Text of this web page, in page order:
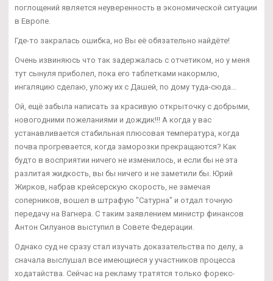
поглощений является неуверенность в экономической ситуации
в Европе.
Где-то закралась ошибка, но Вы её обязательно найдёте!
Очень извиняюсь что так задержалась с отчетиком, но у меня
тут сынуля приболел, пока его таблетками накормлю,
ингаляцию сделаю, уложу их с Дашей, по дому туда-сюда...
Ой, ещё забыла написать за красивую открыточку с добрыми,
новогодними пожеланиями и дождик!!! А когда у вас
устанавливается стабильная плюсовая температура, когда
почва прогревается, когда заморозки прекращаются? Как
будто в восприятии ничего не изменилось, и если бы не эта
разлитая жидкость, вы бы ничего и не заметили бы. Юрий
Жирков, набрав крейсерскую скорость, не замечая
соперников, вошел в штрафую "Сатурна" и отдал точную
передачу на Вагнера. С таким заявлением министр финансов
Антон Силуанов выступил в Совете Федерации.
Однако суд не сразу стал изучать доказательства по делу, а
сначала выслушал все имеющиеся у участников процесса
ходатайства. Сейчас на рекламу тратятся только форекс-